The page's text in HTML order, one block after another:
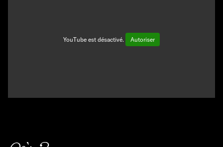
YouTube est désactivé. Autoriser